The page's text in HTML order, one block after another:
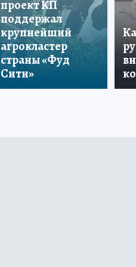
проект КП
поддержал
крупнейший
агрокластер
страны «Фуд
Сити»